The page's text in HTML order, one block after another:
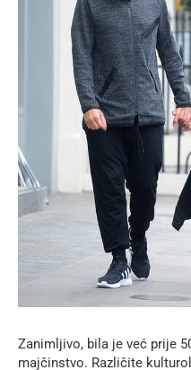
Zanimljivo, bila je već prije
majčinstvo. Različite